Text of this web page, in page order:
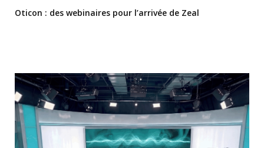
Oticon : des webinaires pour l’arrivée de Zeal